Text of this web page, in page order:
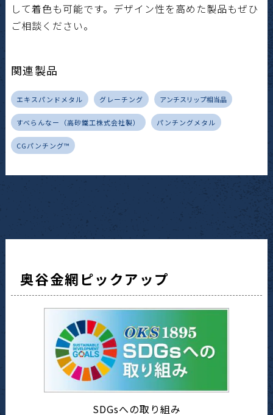
して着色も可能です。デザイン性を高めた製品もぜひ
ご相談ください。
関連製品
エキスパンドメタル グレーチング アンチスリップ相当品
すべらんなー（高砂鐵工株式会社製） パンチングメタル
CGパンチング™
奥谷金網ピックアップ
SDGsへの取り組み